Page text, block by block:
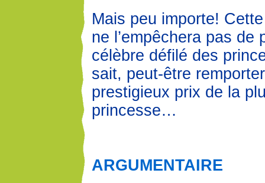
Mais peu importe!
ne l’empêchera pas de
célèbre défilé des
sait, peut-être
prestigieux prix de la
princesse…
ARGUMENTAIRE